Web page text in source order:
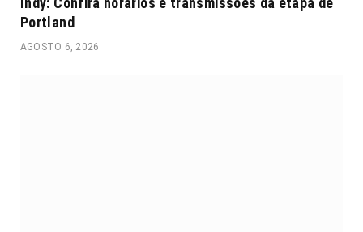
Portland
AGOSTO 6, 2026